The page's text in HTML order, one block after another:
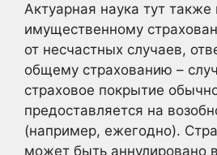
Актуарная наука тут
имущественному
от несчастных случаев,
общему страхованию –
страховое покрытие
предоставляется на
(например, ежегодно).
может быть аннулировано